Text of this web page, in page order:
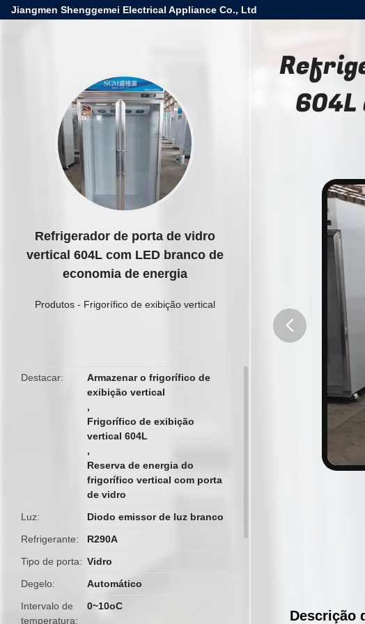
Jiangmen Shenggemei Electrical Appliance Co., Ltd
Refrigerador de porta de vidro
vertical 604L com LED branco de
economia de energia
Produtos- Frigorífico de exibição vertical
Destacar
Armazenar o frigorífico de
exibição vertical
,
Frigorífico de exibição
vertical 604L
,
Reserva de energia do
frigorífico vertical com porta
de vidro
Luz
Diodo emissor de luz branco
Refrigerante
R290A
Tipo de porta
Vidro
Degelo
Automático
Intervalo de
temperatura
0~10oC
604L
Descrição